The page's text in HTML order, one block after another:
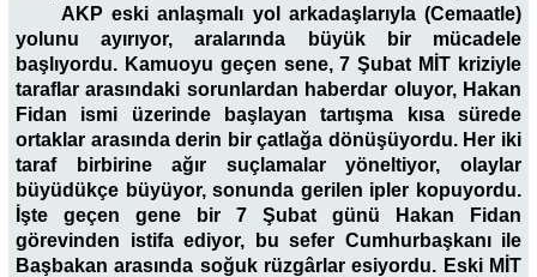
AKP eski anlaşmalı yol arkadaşlarıyla (Cemaatle)
yolunu ayırıyor, aralarında büyük bir mücadele
başlıyordu. Kamuoyu geçen sene, 7 Şubat MİT kriziyle
taraflar arasındaki sorunlardan haberdar oluyor, Hakan
Fidan ismi üzerinde başlayan tartışma kısa sürede
ortaklar arasında derin bir çatlağa dönüşüyordu. Her iki
taraf birbirine ağır suçlamalar yöneltiyor, olaylar
büyüdükçe büyüyor, sonunda gerilen ipler kopuyordu.
İşte geçen gene bir 7 Şubat günü Hakan Fidan
görevinden istifa ediyor, bu sefer Cumhurbaşkanı ile
Başbakan arasında soğuk rüzgârlar esiyordu. Eski MİT